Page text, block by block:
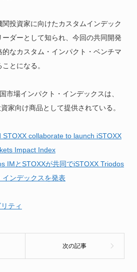
投資家に向けたカスタムインデック
ダーとして知られ、今回の共同開発
なカスタム・インパクト・ベンチマ
とになる。
市場インパクト・インデックスは、
家向け商品として提供されている。
STOXX collaborate to launch iSTOXX
Impact Index
IMとSTOXXが共同でiSTOXX Triodos
ンデックスを発表
ティ